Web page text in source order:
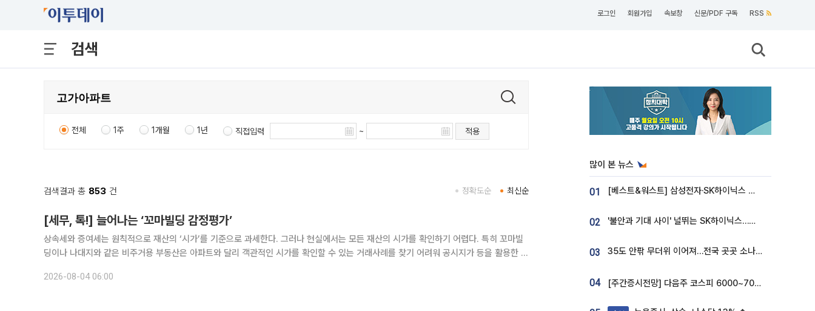
로그인 회원가입 속보창 신문/PDF 구독 RSS
검색
전체 1주 1개월 1년 직접입력 ~ 적용
검색결과 총 853 건 최신순
정확도순
[세무, 톡!] 늘어나는 ‘꼬마빌딩 감정평가’
상속세와 증여세는 원칙적으로 재산의 ‘시가’를 기준으로 과세한다. 그러나 현실에서는 모든 재산의 시가를 확인하기 어렵다. 특히 꼬마빌
딩이나 나대지와 같은 비주거용 부동산은 아파트와 달리 객관적인 시가를 확인할 수 있는 거래사례를 찾기 어려워 공시지가 등을 활용한 보
2026-08-04 06:00
많이 본 뉴스
01 [베스트&워스트] 삼성전자·SK하이닉스 밀린 한 주…상상인증권은 85% 급등
02 '불안과 기대 사이' 널뛰는 SK하이닉스…증권가 "HBM4·LTA 기반 펀터멘털 견고"
03 35도 안팎 무더위 이어져…전국 곳곳 소나기 [오늘 날씨]
04 [주간증시전망] 다음주 코스피 6000~7000⋯“外人 수급은 정책이 변수”